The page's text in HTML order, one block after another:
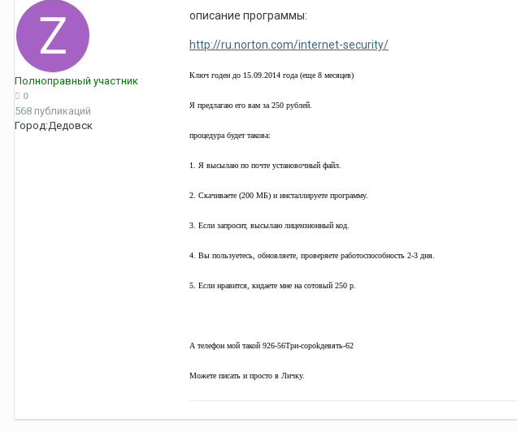
Полноправный участник
0
568 публикаций
Город:Дедовск
описание программы:
http://ru.norton.com/internet-security/
Ключ годен до 15.09.2014 года (еще 8 месяцев)
Я предлагаю его вам за 250 рублей.
процедура будет такова:
1. Я высылаю по почте установочный файл.
2. Скачиваете (200 МБ) и инсталлируете программу.
3. Если запросит, высылаю лицензионный код.
4. Вы пользуетесь, обновляете, проверяете работоспособность 2-3 дня.
5. Если нравится, кидаете мне на сотовый 250 р.
А телефон мой такой 926-56Tpи-copokдевять-62
Можете писать и просто в Личку.